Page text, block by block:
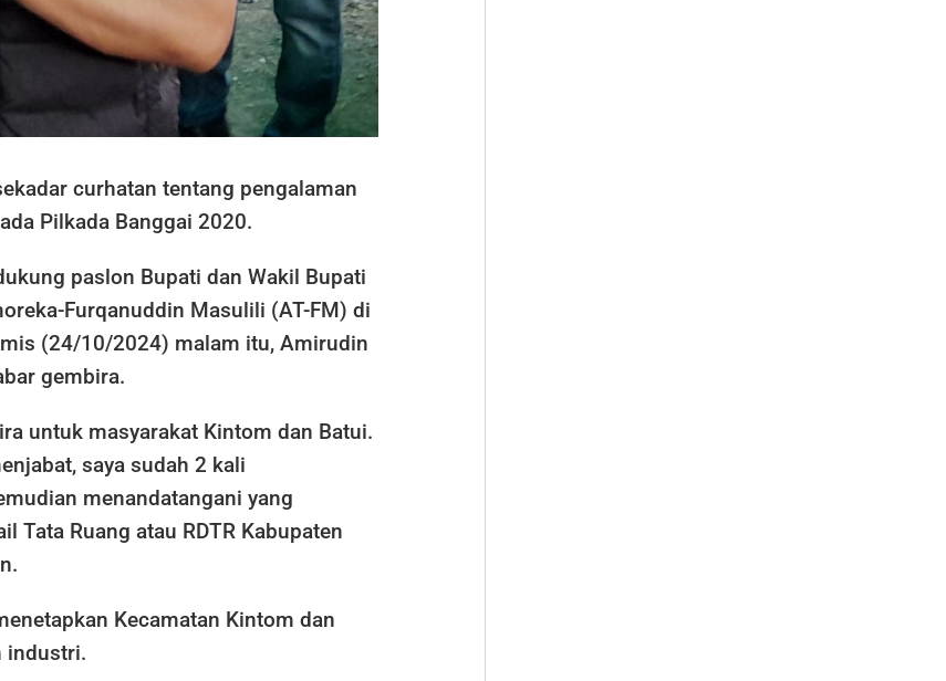
curhatan tentang pengalaman
Pilkada Banggai 2020.
paslon Bupati dan Wakil Bupati
Furqanuddin Masulili (AT-FM) di
(24/10/2024) malam itu, Amirudin
gembira.
untuk masyarakat Kintom dan Batui.
saya sudah 2 kali
menandatangani yang
Tata Ruang atau RDTR Kabupaten
Kecamatan Kintom dan
industri.